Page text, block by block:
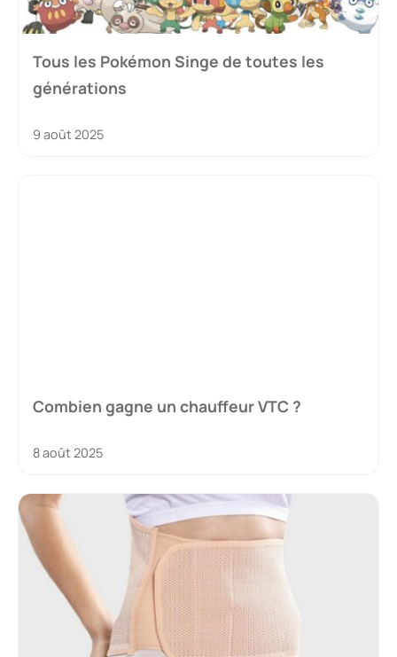
Tous les Pokémon Singe de toutes les
générations
9 août 2025
Combien gagne un chauffeur VTC ?
8 août 2025